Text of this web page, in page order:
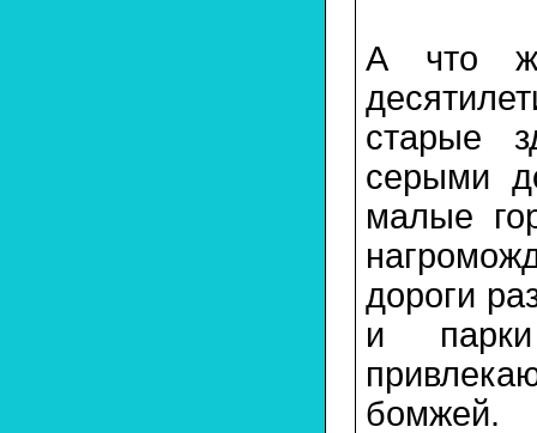
А что
старые
серыми
малые
дороги
и
бомжей.